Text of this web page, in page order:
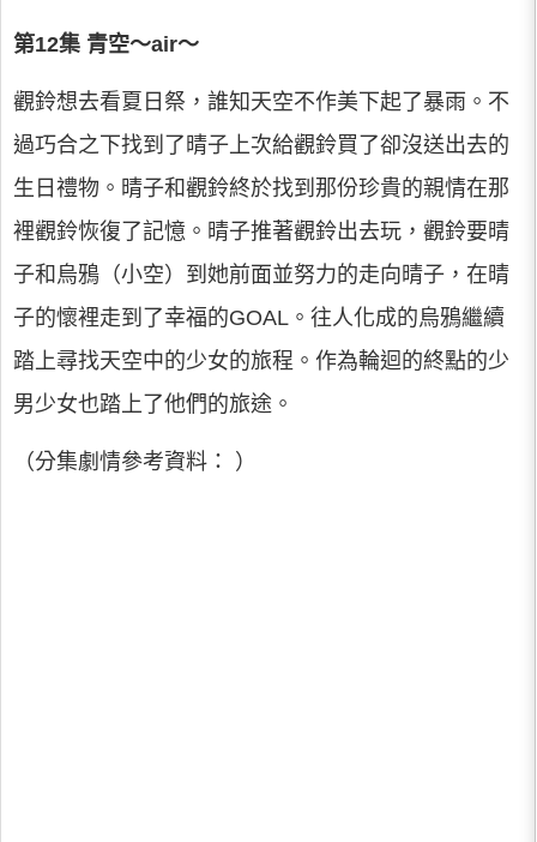
第12集 青空～air～
觀鈴想去看夏日祭，誰知天空不作美下起了暴雨。不
過巧合之下找到了晴子上次給觀鈴買了卻沒送出去的
生日禮物。晴子和觀鈴終於找到那份珍貴的親情在那
裡觀鈴恢復了記憶。晴子推著觀鈴出去玩，觀鈴要晴
子和烏鴉（小空）到她前面並努力的走向晴子，在晴
子的懷裡走到了幸福的GOAL。往人化成的烏鴉繼續
踏上尋找天空中的少女的旅程。作為輪迴的終點的少
男少女也踏上了他們的旅途。
（分集劇情參考資料： ）